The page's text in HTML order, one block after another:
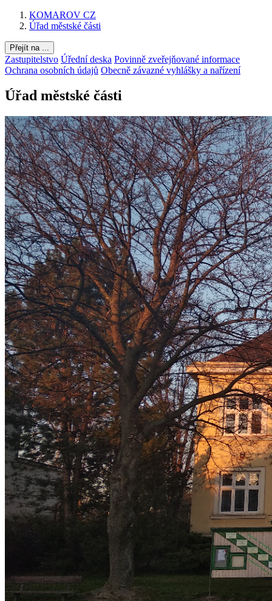
KOMAROV CZ
Úřad městské části
Přejít na ...
Zastupitelstvo Úřední deska Povinně zveřejňované informace
Ochrana osobních údajů Obecně závazné vyhlášky a nařízení
Úřad městské části